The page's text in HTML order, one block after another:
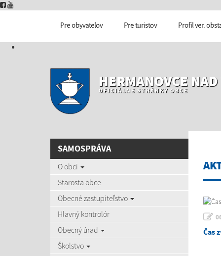
Pre obyvateľov Pre turistov Profil ver.
HERMANOVCE
OFICIÁLNE STRÁNKY OBCE
SAMOSPRÁVA
O obci
Starosta obce
Obecné zastupiteľstvo
Hlavný kontrolór
Obecný úrad
Školstvo
Čas